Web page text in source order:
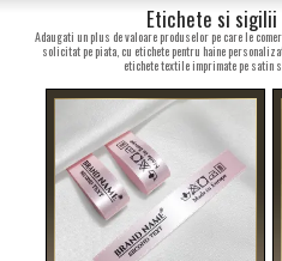
Etichete si
Adaugati un plus de valoare produselor pe care le
solicitat pe piata, cu etichete pentru haine
etichete textile imprimate pe satin